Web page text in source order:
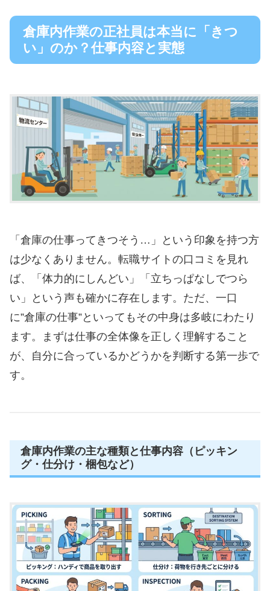
倉庫内作業の正社員は本当に「きつ
い」のか？仕事内容と実態
「倉庫の仕事ってきつそう…」という印象を持つ方
は少なくありません。転職サイトの口コミを見れ
ば、「体力的にしんどい」「立ちっぱなしでつら
い」という声も確かに存在します。ただ、一口
に”倉庫の仕事”といってもその中身は多岐にわたり
ます。まずは仕事の全体像を正しく理解すること
が、自分に合っているかどうかを判断する第一歩で
す。
倉庫内作業の主な種類と仕事内容（ピッキン
グ・仕分け・梱包など）